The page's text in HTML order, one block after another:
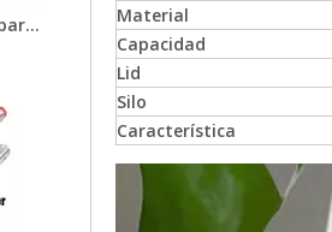
Cuenco bebedero con tetina para granjas de cerdos Qutomatic Sistemas de alimentación de animales para cerdos Ovejas Conejos Equipos para cría de cerdos
Material
Capacidad
Lid
Silo
Característica